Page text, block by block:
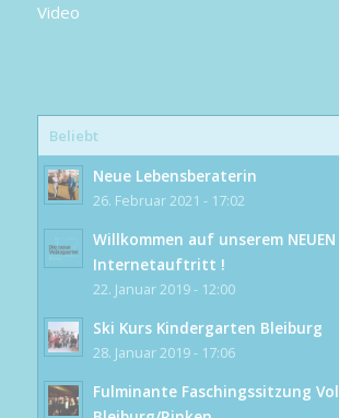
Video
Beliebt
Neue Lebensberaterin
26. Februar 2021 - 17:02
Willkommen auf unserem NEUEN
Internetauftritt !
22. Januar 2019 - 12:00
Ski Kurs Kindergarten Bleiburg
28. Januar 2019 - 17:06
Fulminante Faschingssitzung